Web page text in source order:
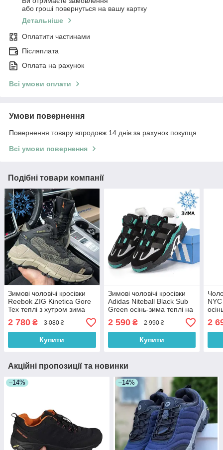
або гроші повернуться на вашу картку
Детальніше
Оплатити частинами
Післяплата
Оплата на рахунок
Всі умови оплати
Умови повернення
Повернення товару впродовж 14 днів за рахунок покупця
Всі умови повернення
Подібні товари компанії
Зимові чоловічі кросівки
Reebok ZIG Kinetica Gore
Tex теплі з хутром зима
хакі. Фото в живу. Чоловічі
черевики
2 780 ₴ 3 080 ₴
Купити
Зимові чоловічі кросівки
Adidas Niteball Black Sub
Green осінь-зима теплі на
Живе фото
2 590₴ 2 990 ₴
Купити
2
Акційні пропозиції та новинки
–14% –14%